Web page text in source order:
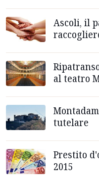
Ascoli, il
al teatro
tutelare
Prestito
2015